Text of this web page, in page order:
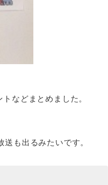
などまとめました。
も出るみたいです。